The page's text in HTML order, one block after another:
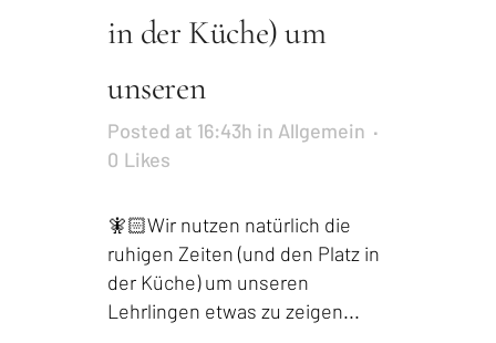
in der Küche) um
unseren
Posted at 16:43h in Allgemein
0 Likes
🧚🏻Wir nutzen natürlich die
ruhigen Zeiten (und den Platz in
der Küche) um unseren
Lehrlingen etwas zu zeigen...